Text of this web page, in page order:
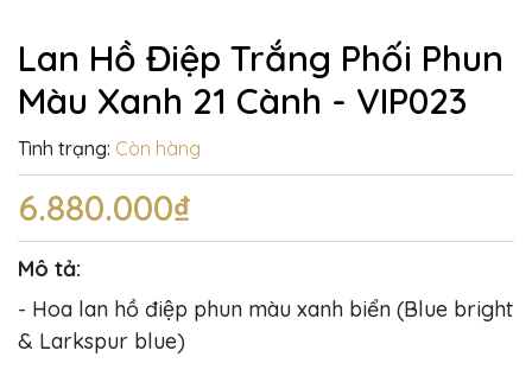
Lan Hồ Điệp Trắng Phối Phun
Màu Xanh 21 Cành - VIP023
Tình trạng: Còn hàng
6.880.000₫
Mô tả:
- Hoa lan hồ điệp phun màu xanh biển (Blue bright
& Larkspur blue)